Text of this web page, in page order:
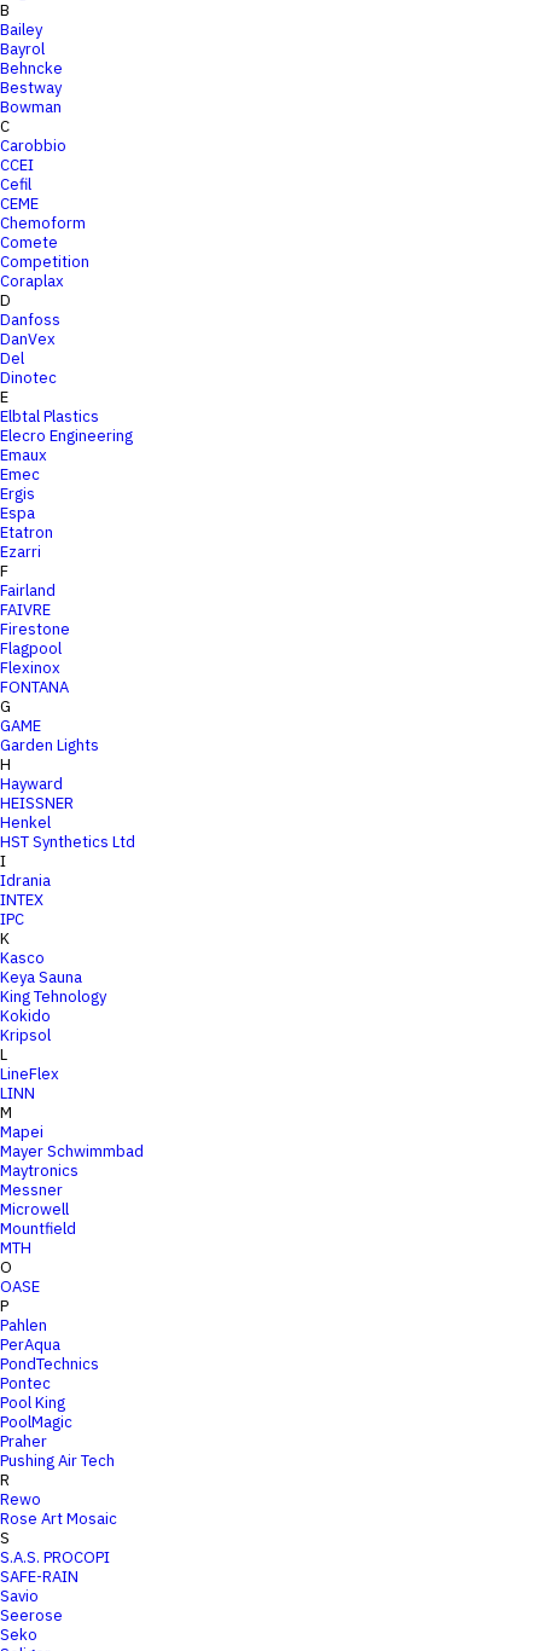
B
Bailey
Bayrol
Behncke
Bestway
Bowman
C
Carobbio
CCEI
Cefil
CEME
Chemoform
Comete
Competition
Coraplax
D
Danfoss
DanVex
Del
Dinotec
E
Elbtal Plastics
Elecro Engineering
Emaux
Emec
Ergis
Espa
Etatron
Ezarri
F
Fairland
FAIVRE
Firestone
Flagpool
Flexinox
FONTANA
G
GAME
Garden Lights
H
Hayward
HEISSNER
Henkel
HST Synthetics Ltd
I
Idrania
INTEX
IPC
K
Kasco
Keya Sauna
King Tehnology
Kokido
Kripsol
L
LineFlex
LINN
M
Mapei
Mayer Schwimmbad
Maytronics
Messner
Microwell
Mountfield
MTH
O
OASE
P
Pahlen
PerAqua
PondTechnics
Pontec
Pool King
PoolMagic
Praher
Pushing Air Tech
R
Rewo
Rose Art Mosaic
S
S.A.S. PROCOPI
SAFE-RAIN
Savio
Seerose
Seko